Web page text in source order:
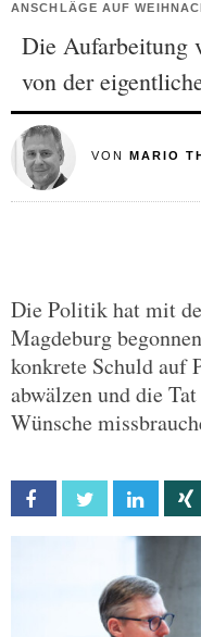
ANSCHLÄGE AUF
Die Aufarbeitung
von der
VON MARIO
Die Politik hat mit
Magdeburg
konkrete Schuld auf
abwälzen und die
Wünsche
Facebook Twitter Linkedin